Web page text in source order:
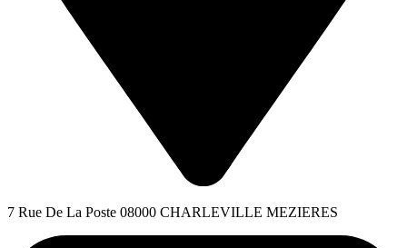
7 Rue De La Poste 08000 CHARLEVILLE MEZIERES